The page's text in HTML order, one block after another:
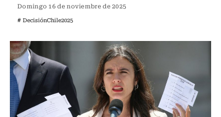
Domingo 16 de noviembre de 2025
# DecisiónChile2025